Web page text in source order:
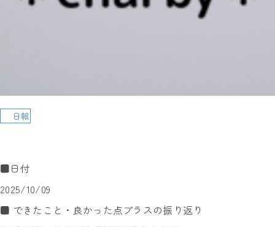
日報
■日付
2025/10/09
■ できたこと・良かった点プラスの振り返り